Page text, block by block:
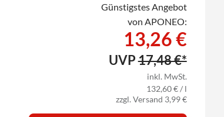
Günstigstes Angebot
von APONEO:
13,26 €
UVP17,48 €*
inkl. MwSt.
132,60 € / l
zzgl. Versand 3,99 €